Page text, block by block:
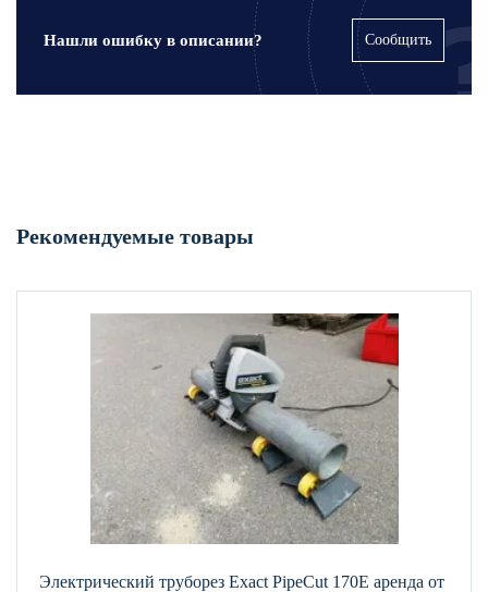
Нашли ошибку в описании? Сообщить
Рекомендуемые товары
Электрический труборез Exact PipeCut 170Е аренда от